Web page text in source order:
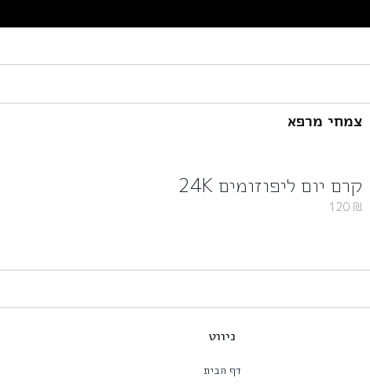
צמחי מרפא
קרם יום ליפוזומים 24K
120 ₪
ניווט
דף הבית